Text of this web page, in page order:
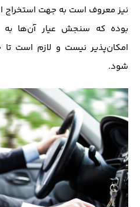
نیز معروف است به جهت استخراج
بوده که سنجش عیار آن‌ها
امکان‌پذیر نیست و لازم است
شود.